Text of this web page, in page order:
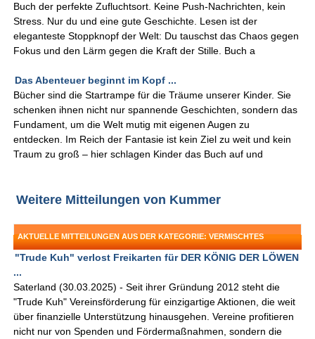
Buch der perfekte Zufluchtsort. Keine Push-Nachrichten, kein
Stress. Nur du und eine gute Geschichte. Lesen ist der
eleganteste Stoppknopf der Welt: Du tauschst das Chaos gegen
Fokus und den Lärm gegen die Kraft der Stille. Buch a
Das Abenteuer beginnt im Kopf ...
Bücher sind die Startrampe für die Träume unserer Kinder. Sie
schenken ihnen nicht nur spannende Geschichten, sondern das
Fundament, um die Welt mutig mit eigenen Augen zu
entdecken. Im Reich der Fantasie ist kein Ziel zu weit und kein
Traum zu groß – hier schlagen Kinder das Buch auf und
Weitere Mitteilungen von Kummer
AKTUELLE MITTEILUNGEN AUS DER KATEGORIE: VERMISCHTES
"Trude Kuh" verlost Freikarten für DER KÖNIG DER LÖWEN
...
Saterland (30.03.2025) - Seit ihrer Gründung 2012 steht die
"Trude Kuh" Vereinsförderung für einzigartige Aktionen, die weit
über finanzielle Unterstützung hinausgehen. Vereine profitieren
nicht nur von Spenden und Fördermaßnahmen, sondern die